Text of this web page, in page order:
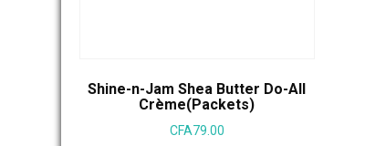
Shine-n-Jam Shea Butter Do-All
Crème(Packets)
CFA79.00